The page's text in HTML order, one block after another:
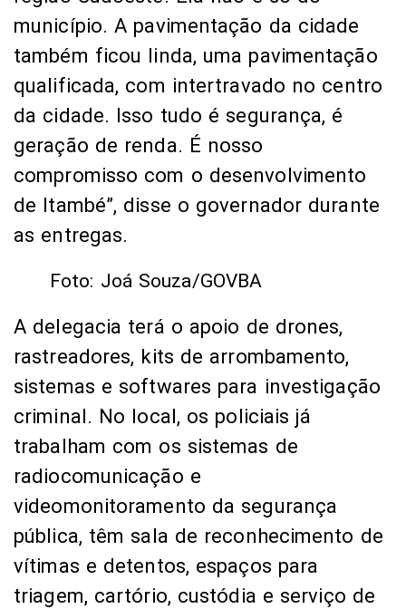
de Itambé”, disse o governador durante
as entregas.
Foto: Joá Souza/GOVBA
A delegacia terá o apoio de drones,
rastreadores, kits de arrombamento,
sistemas e softwares para investigação
criminal. No local, os policiais já
radiocomunicação e
videomonitoramento da segurança
pública, têm sala de reconhecimento de
vítimas e detentos, espaços para
triagem, cartório, custódia e serviço de
investigação.
“É um investimento que traz um
diferencial e nós notamos isso no
retorno da população, que se sente mais
segura, que tem mais privacidade para